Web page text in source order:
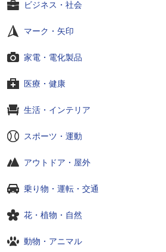
ビジネス・社会
マーク・矢印
家電・電化製品
医療・健康
生活・インテリア
スポーツ・運動
アウトドア・屋外
乗り物・運転・交通
花・植物・自然
動物・アニマル